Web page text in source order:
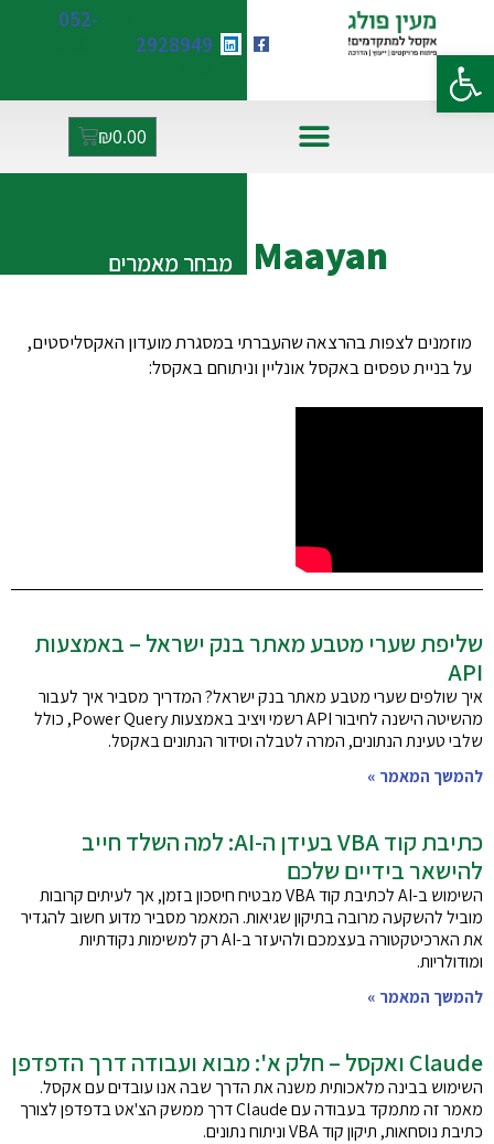
פתח סרגל נגישות
052-
2928949
₪0.00
Maayan מבחר מאמרים
מוזמנים לצפות בהרצאה שהעברתי במסגרת מועדון האקסליסטים,
על בניית טפסים באקסל אונליין וניתוחם באקסל:
שליפת שערי מטבע מאתר בנק ישראל – באמצעות
API
איך שולפים שערי מטבע מאתר בנק ישראל? המדריך מסביר איך לעבור
מהשיטה הישנה לחיבור API רשמי ויציב באמצעות Power Query, כולל
שלבי טעינת הנתונים, המרה לטבלה וסידור הנתונים באקסל.
להמשך המאמר »
כתיבת קוד VBA בעידן ה-AI: למה השלד חייב
להישאר בידיים שלכם
השימוש ב-AI לכתיבת קוד VBA מבטיח חיסכון בזמן, אך לעיתים קרובות
מוביל להשקעה מרובה בתיקון שגיאות. המאמר מסביר מדוע חשוב להגדיר
את הארכיטקטורה בעצמכם ולהיעזר ב-AI רק למשימות נקודתיות
ומודולריות.
להמשך המאמר »
Claude ואקסל – חלק א': מבוא ועבודה דרך הדפדפן
השימוש בבינה מלאכותית משנה את הדרך שבה אנו עובדים עם אקסל.
מאמר זה מתמקד בעבודה עם Claude דרך ממשק הצ'אט בדפדפן לצורך
כתיבת נוסחאות, תיקון קוד VBA וניתוח נתונים.